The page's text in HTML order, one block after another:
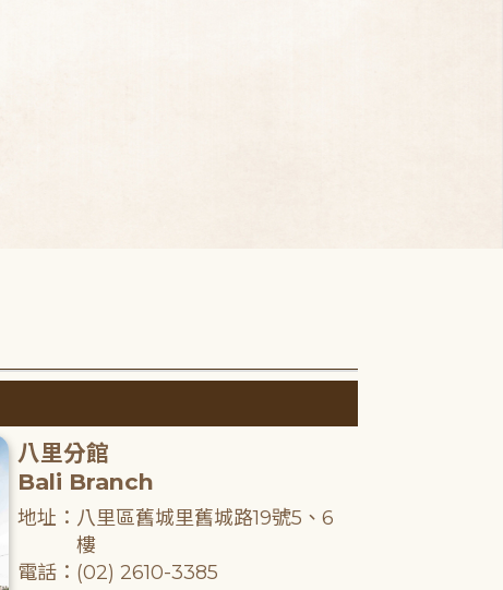
八里分館
Bali Branch
地址：八里區舊城里舊城路19號5、6
樓
電話：(02) 2610-3385